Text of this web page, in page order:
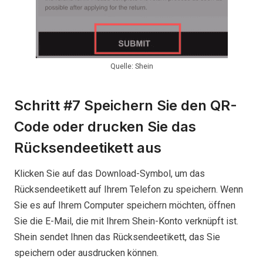
Quelle: Shein
Schritt #7 Speichern Sie den QR-
Code oder drucken Sie das
Rücksendeetikett aus
Klicken Sie auf das Download-Symbol, um das
Rücksendeetikett auf Ihrem Telefon zu speichern. Wenn
Sie es auf Ihrem Computer speichern möchten, öffnen
Sie die E-Mail, die mit Ihrem Shein-Konto verknüpft ist.
Shein sendet Ihnen das Rücksendeetikett, das Sie
speichern oder ausdrucken können.